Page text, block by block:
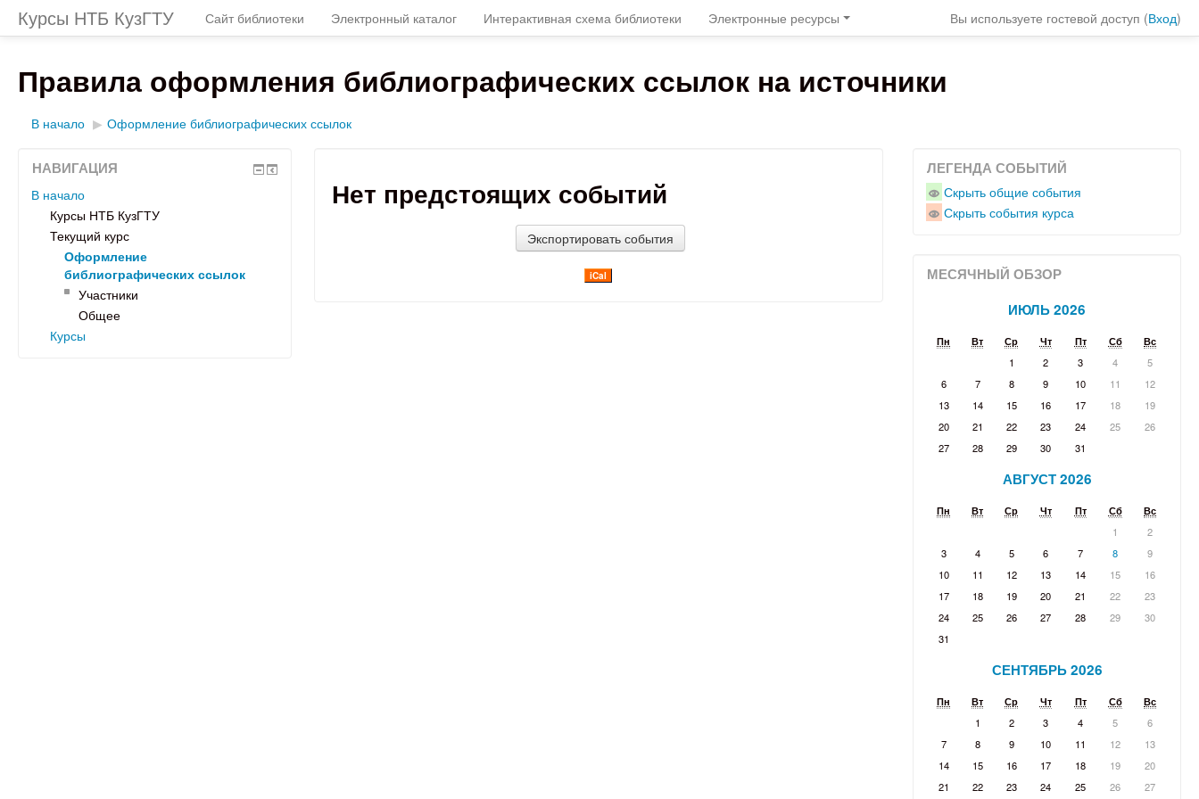
Курсы НТБ КузГТУ Вы используете гостевой доступ (Вход)
Сайт библиотеки Электронный каталог Интерактивная схема библиотеки Электронные ресурсы
Правила оформления библиографических ссылок на источники
В начало ▶ Оформление библиографических ссылок
Нет предстоящих событий
iCal
НАВИГАЦИЯ
В начало
Курсы НТБ КузГТУ
Текущий курс
Оформление
библиографических ссылок
Участники
Общее
Курсы
ЛЕГЕНДА СОБЫТИЙ
Скрыть общие события
Скрыть события курса
МЕСЯЧНЫЙ ОБЗОР
ИЮЛЬ 2026
Пн Вт Ср Чт Пт Сб
Вс
1
2 3 4
5
6
7 8 9 10 11
12
13
14 15 16 17 18
19
20
21 22 23 24 25
26
27
28 29 30 31
АВГУСТ 2026
Пн Вт Ср Чт Пт Сб
Вс
1
2
3
4 5 6 7 8
9
10
11 12 13 14 15
16
17
18 19 20 21 22
23
24
25 26 27 28 29
30
31
СЕНТЯБРЬ 2026
Пн Вт Ср Чт Пт Сб
Вс
1
2 3 4 5
6
7
8 9 10 11 12
13
14
15 16 17 18 19
20
21
22 23 24 25 26 27